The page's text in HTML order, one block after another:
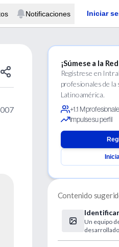
Notificaciones Iniciar
¡Súmese a la
Regístrese en
profesionales de la
Latinoamérica.
+1.1 M
Impulse su perfil
Contenido
Alzheimer
Un equipo